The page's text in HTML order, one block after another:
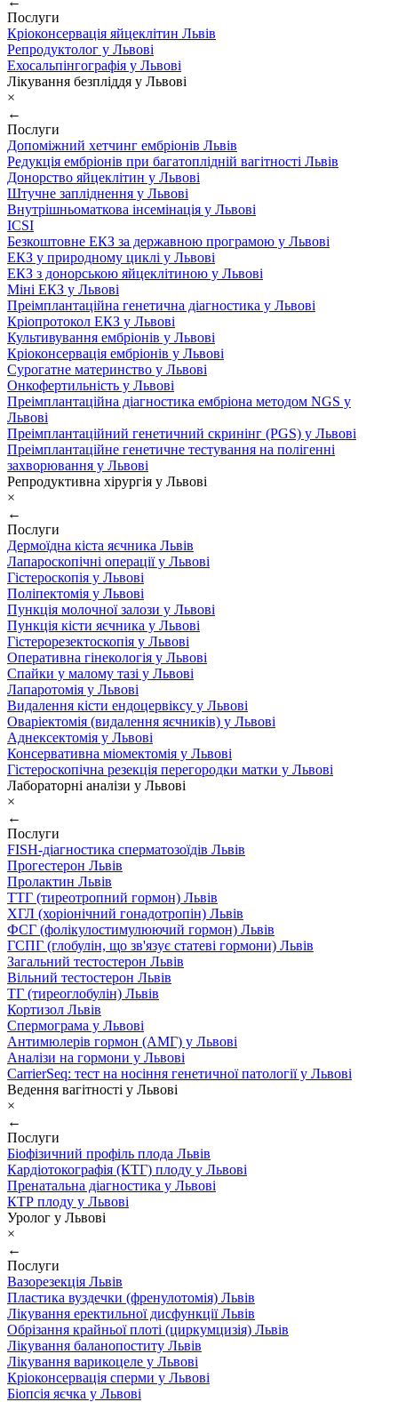
Послуги
Кріоконсервація яйцеклітин Львів
Репродуктолог у Львові
Ехосальпінгографія у Львові
Лікування безпліддя у Львові
×
←
Послуги
Допоміжний хетчинг ембріонів Львів
Редукція ембріонів при багатоплідній вагітності Львів
Донорство яйцеклітин у Львові
Штучне запліднення у Львові
Внутрішньоматкова інсемінація у Львові
ICSI
Безкоштовне ЕКЗ за державною програмою у Львові
ЕКЗ у природному циклі у Львові
ЕКЗ з донорською яйцеклітиною у Львові
Міні ЕКЗ у Львові
Преімплантаційна генетична діагностика у Львові
Кріопротокол ЕКЗ у Львові
Культивування ембріонів у Львові
Кріоконсервація ембріонів у Львові
Сурогатне материнство у Львові
Онкофертильність у Львові
Преімплантаційна діагностика ембріона методом NGS у
Львові
Преімплантаційний генетичний скринінг (PGS) у Львові
Преімплантаційне генетичне тестування на полігенні
захворювання у Львові
Репродуктивна хірургія у Львові
×
←
Послуги
Дермоїдна кіста яєчника Львів
Лапароскопічні операції у Львові
Гістероскопія у Львові
Поліпектомія у Львові
Пункція молочної залози у Львові
Пункція кісти яєчника у Львові
Гістерорезектоскопія у Львові
Оперативна гінекологія у Львові
Спайки у малому тазі у Львові
Лапаротомія у Львові
Видалення кісти ендоцервіксу у Львові
Оваріектомія (видалення яєчників) у Львові
Аднексектомія у Львові
Консервативна міомектомія у Львові
Гістероскопічна резекція перегородки матки у Львові
Лабораторні аналізи у Львові
×
←
Послуги
FISH-діагностика сперматозоїдів Львів
Прогестерон Львів
Пролактин Львів
ТТГ (тиреотропний гормон) Львів
ХГЛ (хоріонічний гонадотропін) Львів
ФСГ (фолікулостимулюючий гормон) Львів
ГСПГ (глобулін, що зв'язує статеві гормони) Львів
Загальний тестостерон Львів
Вільний тестостерон Львів
ТГ (тиреоглобулін) Львів
Кортизол Львів
Спермограма у Львові
Антимюлерів гормон (АМГ) у Львові
Аналізи на гормони у Львові
CarrierSeq: тест на носіння генетичної патології у Львові
Ведення вагітності у Львові
×
←
Послуги
Біофізичний профіль плода Львів
Кардіотокографія (КТГ) плоду у Львові
Пренатальна діагностика у Львові
КТР плоду у Львові
Уролог у Львові
×
←
Послуги
Вазорезекція Львів
Пластика вуздечки (френулотомія) Львів
Лікування еректильної дисфункції Львів
Обрізання крайньої плоті (циркумцизія) Львів
Лікування баланопоститу Львів
Лікування варикоцеле у Львові
Кріоконсервація сперми у Львові
Біопсія яєчка у Львові